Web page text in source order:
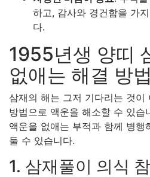
하고, 감사와 경건함을 가
다.
1955년생 양띠
없애는 해결 방법
삼재의 해는 그저 기다리는 것이
방법으로 액운을 해소할 수 있습
액운을 없애는 부적과 함께 병행
둘 수 있습니다.
1. 삼재풀이 의식